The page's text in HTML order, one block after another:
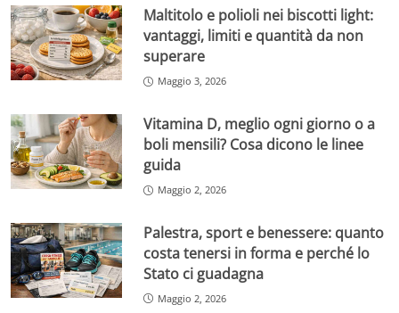
Maltitolo e polioli nei biscotti light:
vantaggi, limiti e quantità da non
superare
Maggio 3, 2026
Vitamina D, meglio ogni giorno o a
boli mensili? Cosa dicono le linee
guida
Maggio 2, 2026
Palestra, sport e benessere: quanto
costa tenersi in forma e perché lo
Stato ci guadagna
Maggio 2, 2026